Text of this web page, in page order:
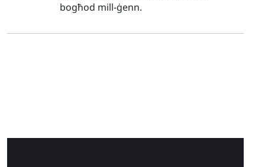
bogħod mill-ġenn.